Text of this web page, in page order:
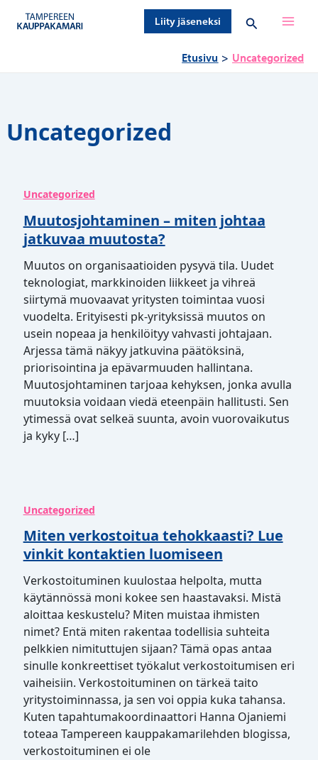
sisältöön
Liity jäseneksi Hae
Etusivu Uncategorized
Uncategorized
Uncategorized
Muutosjohtaminen – miten johtaa
jatkuvaa muutosta?
Muutos on organisaatioiden pysyvä tila. Uudet
teknologiat, markkinoiden liikkeet ja vihreä
siirtymä muovaavat yritysten toimintaa vuosi
vuodelta. Erityisesti pk-yrityksissä muutos on
usein nopeaa ja henkilöityy vahvasti johtajaan.
Arjessa tämä näkyy jatkuvina päätöksinä,
priorisointina ja epävarmuuden hallintana.
Muutosjohtaminen tarjoaa kehyksen, jonka avulla
muutoksia voidaan viedä eteenpäin hallitusti. Sen
ytimessä ovat selkeä suunta, avoin vuorovaikutus
ja kyky […]
Uncategorized
Miten verkostoitua tehokkaasti? Lue
vinkit kontaktien luomiseen
Verkostoituminen kuulostaa helpolta, mutta
käytännössä moni kokee sen haastavaksi. Mistä
aloittaa keskustelu? Miten muistaa ihmisten
nimet? Entä miten rakentaa todellisia suhteita
pelkkien nimituttujen sijaan? Tämä opas antaa
sinulle konkreettiset työkalut verkostoitumisen eri
vaiheisiin. Verkostoituminen on tärkeä taito
yritystoiminnassa, ja sen voi oppia kuka tahansa.
Kuten tapahtumakoordinaattori Hanna Ojaniemi
toteaa Tampereen kauppakamarilehden blogissa,
verkostoituminen ei ole